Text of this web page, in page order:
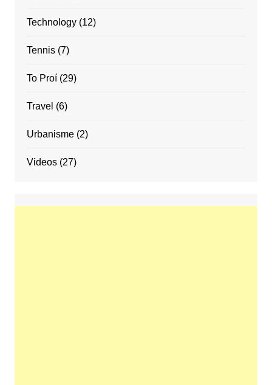
Technology(12)
Tennis(7)
To Proí(29)
Travel (6)
Urbanisme(2)
Videos(27)